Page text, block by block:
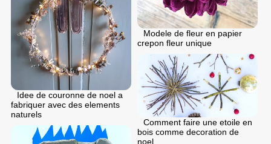
Modele de fleur en papier
crepon fleur unique
Idee de couronne de noel a
fabriquer avec des elements
naturels
Comment faire une etoile en
bois comme decoration de
noel